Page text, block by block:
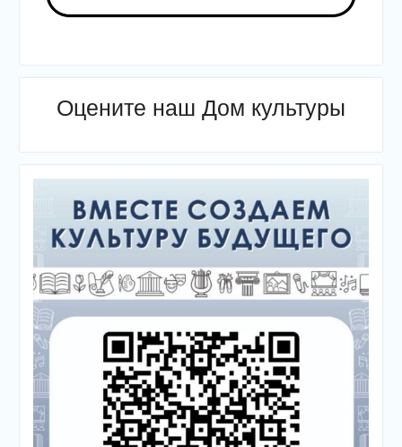
Оцените наш Дом культуры